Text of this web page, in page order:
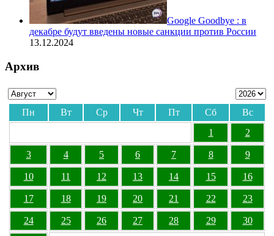
Google Goodbye : в
декабре будут введены новые санкции против России
13.12.2024
Архив
Пн Вт Ср Чт Пт Сб
Вс
1
2
3 4 5 6 7 8 9
10 11 12 13 14 15 16
17 18 19 20 21 22 23
24 25 26 27 28 29 30